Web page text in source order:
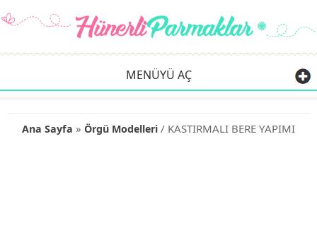
MENÜYÜ AÇ
Ana Sayfa » Örgü Modelleri / KASTIRMALI BERE YAPIMI